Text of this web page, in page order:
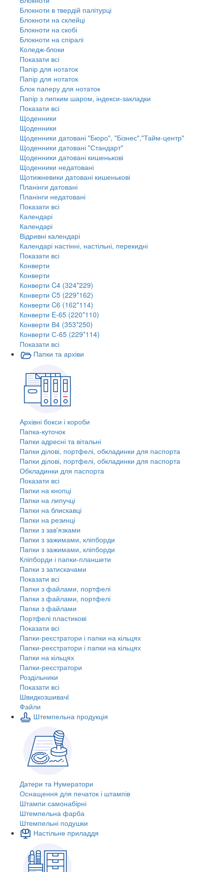
Блокноти в твердій палітурці
Блокноти на склейці
Блокноти на скобі
Блокноти на спіралі
Коледж-блоки
Показати всі
Папір для нотаток
Папір для нотаток
Блок паперу для нотаток
Папір з липким шаром, індекси-закладки
Показати всі
Щоденники
Щоденники
Щоденники датовані "Бюро", "Бізнес","Тайм-центр"
Щоденники датовані "Стандарт"
Щоденники датовані кишенькові
Щоденники недатовані
Щотижневики датовані кишенькові
Планінги датовані
Планінги недатовані
Показати всі
Календарі
Календарі
Відривні календарі
Календарі настінні, настільні, перекидні
Показати всі
Конверти
Конверти
Конверти C4 (324*229)
Конверти C5 (229*162)
Конверти C6 (162*114)
Конверти E-65 (220*110)
Конверти В4 (353*250)
Конверти С-65 (229*114)
Показати всі
Папки та архіви
Архівні бокси і короби
Папка-куточок
Папки адресні та вітальні
Папки ділові, портфелі, обкладинки для паспорта
Папки ділові, портфелі, обкладинки для паспорта
Обкладинки для паспорта
Показати всі
Папки на кнопці
Папки на липучці
Папки на блискавці
Папки на резинці
Папки з зав'язками
Папки з зажимами, кліпборди
Папки з зажимами, кліпборди
Кліпборди і папки-планшети
Папки з затискачами
Показати всі
Папки з файлами, портфелі
Папки з файлами, портфелі
Папки з файлами
Портфелі пластикові
Показати всі
Папки-реєстратори і папки на кільцях
Папки-реєстратори і папки на кільцях
Папки на кільцях
Папки-реєстратори
Роздільники
Показати всі
Швидкозшивачi
Файли
Штемпельна продукція
Датери та Нумератори
Оснащення для печаток і штампів
Штампи самонабірні
Штемпельна фарба
Штемпельні подушки
Настільне приладдя